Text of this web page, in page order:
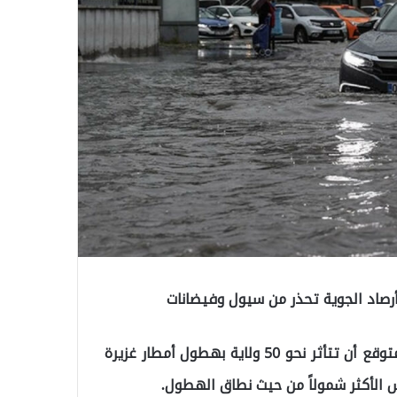
تستعد تركيا لدخول أسبوع جديد بأجواء ماطرة، إذ من المتوقع أن تتأثر نحو 50 ولاية بهطول أمطار غزيرة